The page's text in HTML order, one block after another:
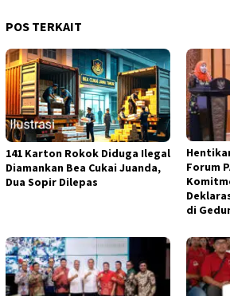
POS TERKAIT
141 Karton Rokok Diduga Ilegal
Diamankan Bea Cukai Juanda,
Dua Sopir Dilepas
Forum
di